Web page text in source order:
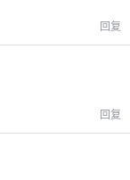
回复
回复